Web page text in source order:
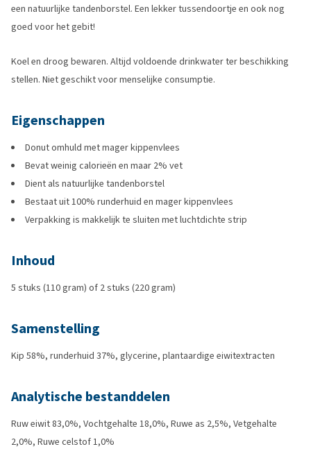
een natuurlijke tandenborstel. Een lekker tussendoortje en ook nog
goed voor het gebit!
Koel en droog bewaren. Altijd voldoende drinkwater ter beschikking
stellen. Niet geschikt voor menselijke consumptie.
Eigenschappen
Donut omhuld met mager kippenvlees
Bevat weinig calorieën en maar 2% vet
Dient als natuurlijke tandenborstel
Bestaat uit 100% runderhuid en mager kippenvlees
Verpakking is makkelijk te sluiten met luchtdichte strip
Inhoud
5 stuks (110 gram) of 2 stuks (220 gram)
Samenstelling
Kip 58%, runderhuid 37%, glycerine, plantaardige eiwitextracten
Analytische bestanddelen
Ruw eiwit 83,0%, Vochtgehalte 18,0%, Ruwe as 2,5%, Vetgehalte
2,0%, Ruwe celstof 1,0%